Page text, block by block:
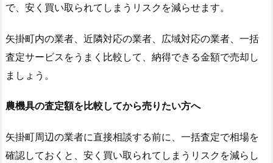
で、安く買い取られてしまうリスクを減らせます。
矢掛町内の業者、近隣対応の業者、広域対応の業者、一括
査定サービスをうまく比較して、納得できる金額で売却し
ましょう。
農機具の査定額を比較してから売りたい方へ
矢掛町周辺の業者に直接相談する前に、一括査定で相場を
確認しておくと、安く買い取られてしまうリスクを減らし